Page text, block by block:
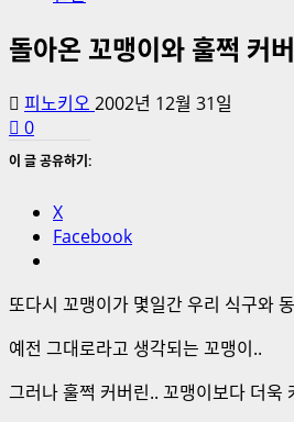
돌아온 꼬맹이와 훌쩍 커
피노키오 2002년 12월 31일
0
이 글 공유하기:
X
Facebook
또다시 꼬맹이가 몇일간 우리 식구와
예전 그대로라고 생각되는 꼬맹이..
그러나 훌쩍 커버린.. 꼬맹이보다 더욱